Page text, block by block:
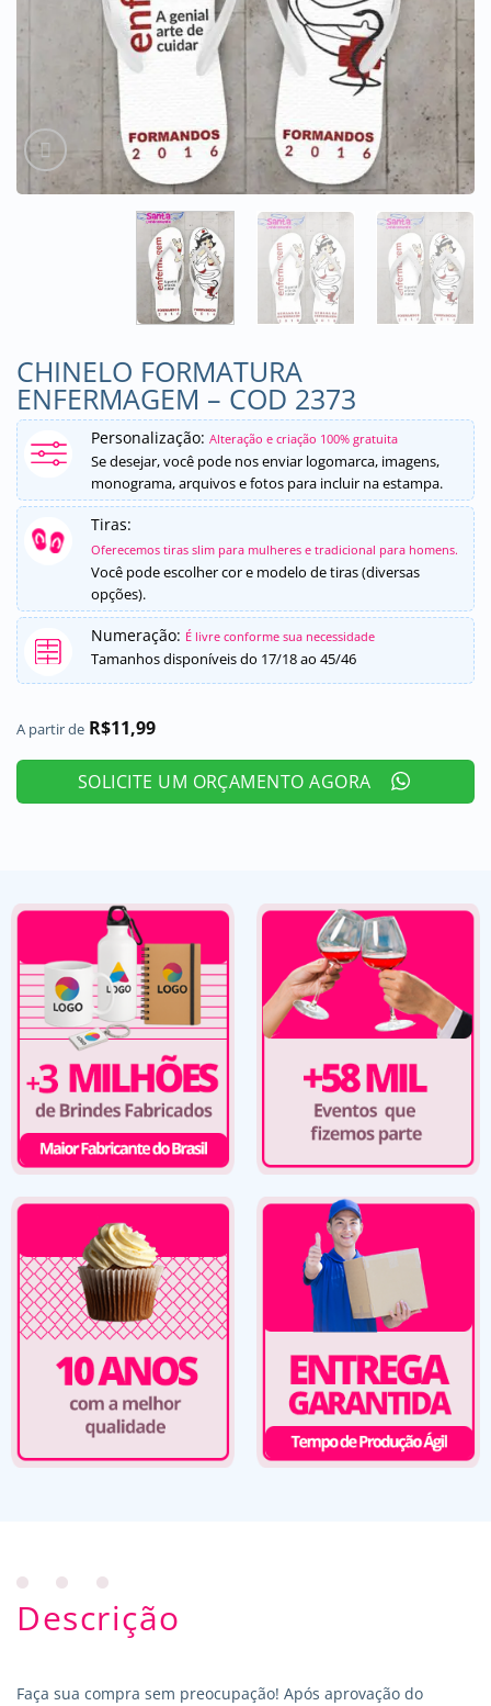
CHINELO FORMATURA
ENFERMAGEM – COD 2373
Personalização: Alteração e criação 100% gratuita
Se desejar, você pode nos enviar logomarca, imagens,
monograma, arquivos e fotos para incluir na estampa.
Tiras:
Oferecemos tiras slim para mulheres e tradicional para homens.
Você pode escolher cor e modelo de tiras (diversas
opções).
Numeração: É livre conforme sua necessidade
Tamanhos disponíveis do 17/18 ao 45/46
A partir de R$11,99
SOLICITE UM ORÇAMENTO AGORA
Descrição
Faça sua compra sem preocupação! Após aprovação do